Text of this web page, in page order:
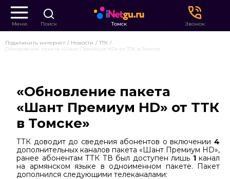
Меню Поиск Томск Звонок
Подключить интернет Новости
ТТК
Обновление пакета «Шант Премиум HD» от ТТК в Томске
«Обновление пакета
«Шант Премиум HD» от ТТК
в Томске»
ТТК доводит до сведения абонентов о включении 4
дополнительных каналов пакета «Шант Премиум HD»,
ранее абонентам ТТК ТВ был доступен лишь 1канал
на армянском языке в одноименном пакете. Пакет
дополнился следующими телеканалами: